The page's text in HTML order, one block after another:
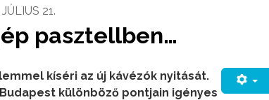
21.
pasztellben…
kíséri az új kávézók nyitását.
különböző pontjain igényes